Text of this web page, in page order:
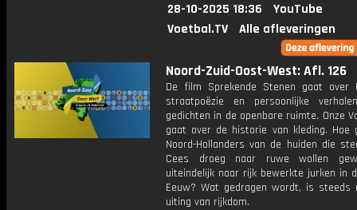
28-10-2025 18:36
YouTube
Voetbal.TV
Alle afleveringen
Noord-Zuid-Oost-West: Afl. 126
De film Sprekende Stenen gaat over
straatpoëzie en persoonlijke
gedichten in de openbare ruimte. Onze
gaat over de historie van kleding. Hoe
Noord-Hollanders van de huiden die
Cees droeg naar ruwe wollen
uiteindelijk naar rijk bewerkte jurken in
Eeuw? Wat gedragen wordt, is steeds
uiting van rijkdom.